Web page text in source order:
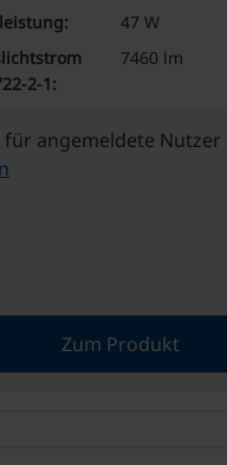
47 W
2-1:
7460 lm
für angemeldete Nutzer
Zum Produkt